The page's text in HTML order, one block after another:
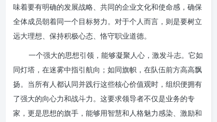
味着要有明确的发展战略、共同的企业文化和使命感，确保
全体成员朝着同一个目标努力。对于个人而言，则是要树立
远大理想、保持积极心态、恪守职业道德。
一个强大的思想引领，能够凝聚人心，激发斗志。它如
同灯塔，在迷雾中指引航向；如同旗帜，在队伍前方高高飘
扬。当所有人都认同并践行这些核心价值观时，组织便拥有
了强大的向心力和战斗力。这要求领导者不仅是业务的专
家，更是思想的旗手，能够用智慧和人格魅力感染、激励和